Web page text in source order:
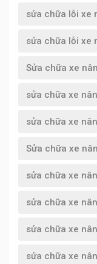
sửa chữa lỗi xe
sửa chữa lỗi xe
Sửa chữa xe
sửa chữa xe
sửa chữa xe
Sửa chữa xe
sửa chữa xe
sửa chữa xe
sửa chữa xe
sửa chữa xe